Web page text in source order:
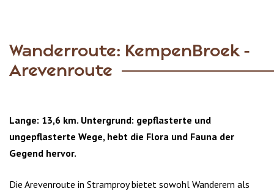
Wanderroute: KempenBroek -
Arevenroute
Lange: 13,6 km. Untergrund: gepflasterte und
ungepflasterte Wege, hebt die Flora und Fauna der
Gegend hervor.
Die Arevenroute in Stramproy bietet sowohl Wanderern als